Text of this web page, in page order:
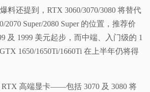
料还提到，RTX 3060/3070/3080 将替代
2070 Super/2080 Super 的位置，推荐价
及 1999 美元起步，而中端、入门级的 1
1650/1650Ti/1660Ti 在上半年仍将得
高端显卡——包括 3070 及 3080 将